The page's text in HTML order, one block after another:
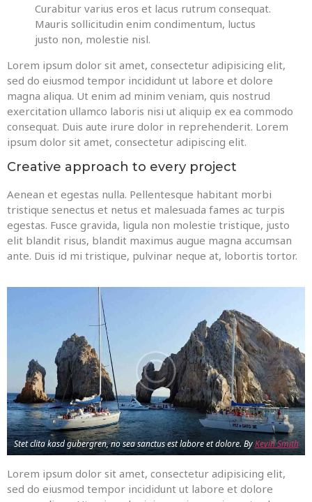
Curabitur varius eros et lacus rutrum consequat.
Mauris sollicitudin enim condimentum, luctus
justo non, molestie nisl.
Lorem ipsum dolor sit amet, consectetur adipisicing elit,
sed do eiusmod tempor incididunt ut labore et dolore
magna aliqua. Ut enim ad minim veniam, quis nostrud
exercitation ullamco laboris nisi ut aliquip ex ea commodo
consequat. Duis aute irure dolor in reprehenderit. Lorem
ipsum dolor sit amet, consectetur adipiscing elit.
Creative approach to every project
Aenean et egestas nulla. Pellentesque habitant morbi
tristique senectus et netus et malesuada fames ac turpis
egestas. Fusce gravida, ligula non molestie tristique, justo
elit blandit risus, blandit maximus augue magna accumsan
ante. Duis id mi tristique, pulvinar neque at, lobortis tortor.
Stet clita kasd gubergren, no sea sanctus est labore et dolore. ByKevin Smith
Lorem ipsum dolor sit amet, consectetur adipisicing elit,
sed do eiusmod tempor incididunt ut labore et dolore